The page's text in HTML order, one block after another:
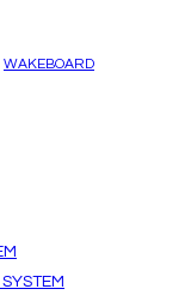
WAKEBOARD